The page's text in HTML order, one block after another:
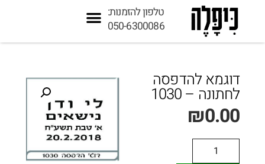
טלפון להזמנות:
050-6300086
דוגמא להדפסה
לחתונה – 1030
₪0.00